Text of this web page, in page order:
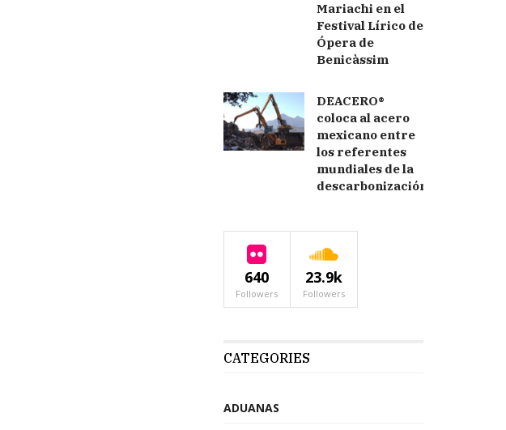
Mariachi en el
Festival Lírico de
Ópera de
Benicàssim
DEACERO®
coloca al acero
mexicano entre
los referentes
mundiales de la
descarbonización
640
Followers
23.9k
Followers
CATEGORIES
ADUANAS